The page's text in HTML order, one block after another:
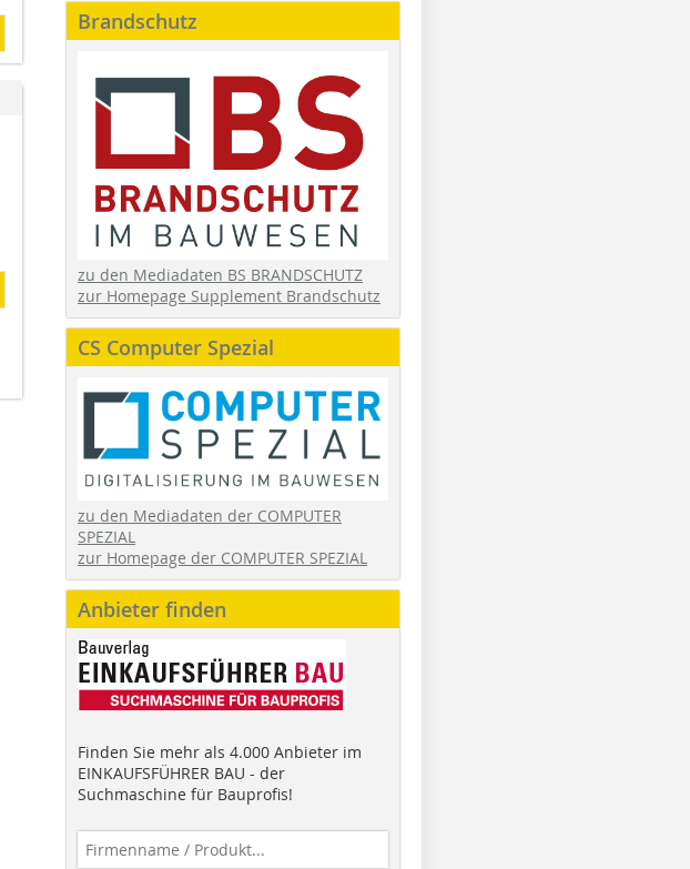
Brandschutz
zu den Mediadaten BS BRANDSCHUTZ
zur Homepage Supplement Brandschutz
CS Computer Spezial
zu den Mediadaten der COMPUTER
SPEZIAL
zur Homepage der COMPUTER SPEZIAL
Anbieter finden
Finden Sie mehr als 4.000 Anbieter im
EINKAUFSFÜHRER BAU - der
Suchmaschine für Bauprofis!